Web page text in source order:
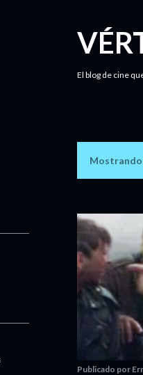
El blog de cine
t
r
a
d
s
Mostrando
Publicado por